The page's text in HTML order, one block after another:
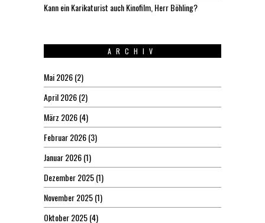
Kann ein Karikaturist auch Kinofilm, Herr Böhling?
ARCHIV
Mai 2026(2)
April 2026(2)
März 2026(4)
Februar 2026(3)
Januar 2026(1)
Dezember 2025(1)
November 2025(1)
Oktober 2025(4)